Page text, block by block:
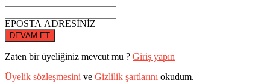
EPOSTA ADRESİNİZ
DEVAM ET
Zaten bir üyeliğiniz mevcut mu ? Giriş yapın
Üyelik sözleşmesini ve Gizlilik şartlarını okudum.